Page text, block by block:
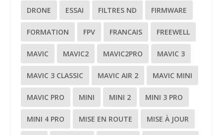
DRONE ESSAI FILTRES ND FIRMWARE
FORMATION FPV FRANCAIS FREEWELL
MAVIC MAVIC2 MAVIC2PRO MAVIC 3
MAVIC 3 CLASSIC MAVIC AIR 2 MAVIC MINI
MAVIC PRO MINI MINI 2 MINI 3 PRO
MINI 4 PRO MISE EN ROUTE MISE À JOUR